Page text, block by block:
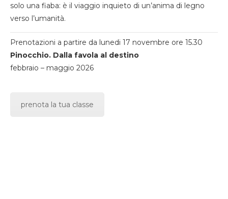
solo una fiaba: è il viaggio inquieto di un’anima di legno
verso l’umanità.
Prenotazioni a partire da lunedi 17 novembre ore 15.30
Pinocchio. Dalla favola al destino
febbraio – maggio 2026
prenota la tua classe